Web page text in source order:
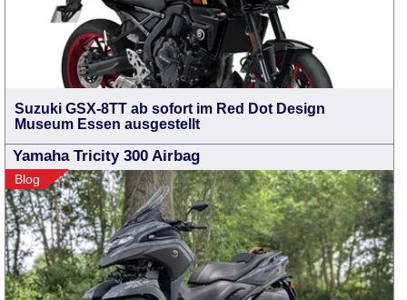
Suzuki GSX-8TT ab sofort im Red Dot Design
Museum Essen ausgestellt
Yamaha Tricity 300 Airbag
Blog